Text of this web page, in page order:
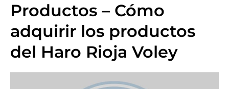
Productos – Cómo
adquirir los productos
del Haro Rioja Voley